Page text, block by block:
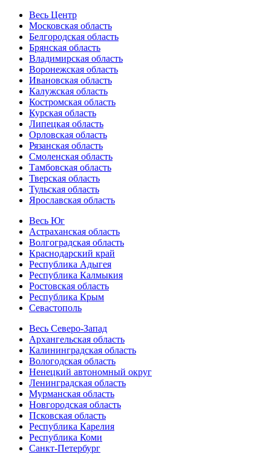
Весь Центр
Московская область
Белгородская область
Брянская область
Владимирская область
Воронежская область
Ивановская область
Калужская область
Костромская область
Курская область
Липецкая область
Орловская область
Рязанская область
Смоленская область
Тамбовская область
Тверская область
Тульская область
Ярославская область
Весь Юг
Астраханская область
Волгоградская область
Краснодарский край
Республика Адыгея
Республика Калмыкия
Ростовская область
Республика Крым
Севастополь
Весь Северо-Запад
Архангельская область
Калининградская область
Вологодская область
Ненецкий автономный округ
Ленинградская область
Мурманская область
Новгородская область
Псковская область
Республика Карелия
Республика Коми
Санкт-Петербург